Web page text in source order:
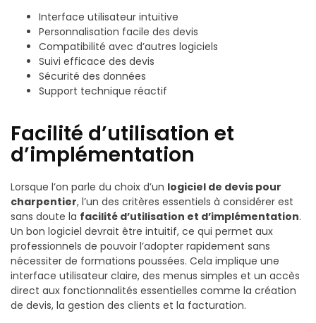
Interface utilisateur intuitive
Personnalisation facile des devis
Compatibilité avec d’autres logiciels
Suivi efficace des devis
Sécurité des données
Support technique réactif
Facilité d’utilisation et
d’implémentation
Lorsque l’on parle du choix d’un logiciel de devis pour
charpentier, l’un des critères essentiels à considérer est
sans doute la facilité d’utilisation et d’implémentation.
Un bon logiciel devrait être intuitif, ce qui permet aux
professionnels de pouvoir l’adopter rapidement sans
nécessiter de formations poussées. Cela implique une
interface utilisateur claire, des menus simples et un accès
direct aux fonctionnalités essentielles comme la création
de devis, la gestion des clients et la facturation.